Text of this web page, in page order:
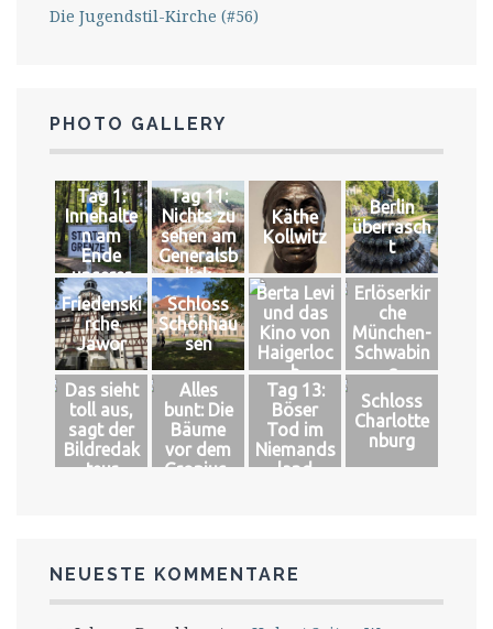
Die Jugendstil-Kirche (#56)
PHOTO GALLERY
Tag 1:
Innehalte
n am
Ende
unserer
Welt
Tag 11:
Nichts zu
sehen am
Generalsb
lick
Käthe
Kollwitz
Berlin
überrasch
t
Friedenski
rche
Jawor
Schloss
Schönhau
sen
Berta Levi
und das
Kino von
Haigerloc
h
Erlöserkir
che
München-
Schwabin
g
Das sieht
toll aus,
sagt der
Bildredak
teur
Alles
bunt: Die
Bäume
vor dem
Gropius-
Tag 13:
Böser
Tod im
Niemands
land
Schloss
Charlotte
nburg
NEUESTE KOMMENTARE